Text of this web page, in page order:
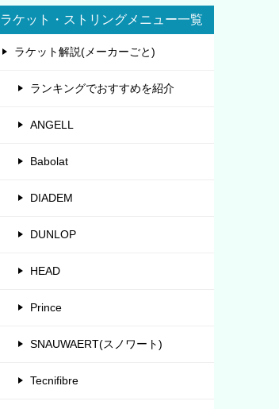
ラケット・ストリングメニュー一覧
ラケット解説(メーカーごと)
ランキングでおすすめを紹介
ANGELL
Babolat
DIADEM
DUNLOP
HEAD
Prince
SNAUWAERT(スノワート)
Tecnifibre